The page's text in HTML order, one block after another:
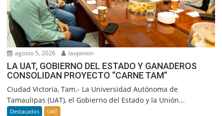
agosto 5, 2026 laopinion
LA UAT, GOBIERNO DEL ESTADO Y GANADEROS
CONSOLIDAN PROYECTO “CARNE TAM”
Ciudad Victoria, Tam.- La Universidad Autónoma de
Tamaulipas (UAT), el Gobierno del Estado y la Unión...
Destacados UAT